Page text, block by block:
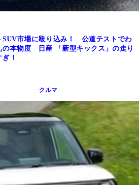
SUV市場に殴り込み！ 公道テストでわ
の本物度 日産 「新型キックス」の走り
！
クルマ